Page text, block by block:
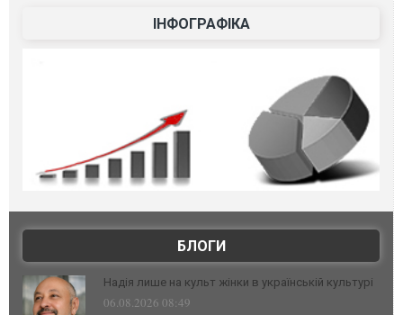
ІНФОГРАФІКА
БЛОГИ
Надія лише на культ жінки в українській культурі
06.08.2026 08:49